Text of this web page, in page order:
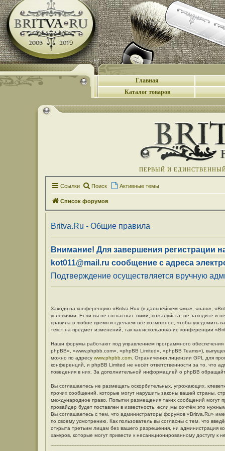
Главная
Каталог товаров
ПЕРВЫЙ И
Ссылки Поиск Активные темы
Список форумов
Britva.Ru - Общие правила
Внимание! Для завершения регистрации
kot011@mail.ru сообщение с адреса
Подтверждение осуществляется вручную
Заходя на конференцию «Britva.Ru» (в дальнейшем «мы», «наш»,
условиями. Если вы не согласны с ними, пожалуйста, не заходите и
правила в любое время и сделаем всё возможное, чтобы уведомить
текст на предмет изменений, так как использование конференции
Наши форумы работают под управлением программного
phpBB», «www.phpbb.com», «phpBB Limited», «phpBB Teams»),
можно по адресу www.phpbb.com . Ограничения лицензии GPL для
конференций, и phpBB Limited не несёт ответственности за то, что
поведения в них. За дополнительной информацией о phpBB
Вы соглашаетесь не размещать оскорбительных, угрожающих,
прочих сообщений, которые могут нарушить законы вашей страны,
международное право. Попытки размещения таких сообщений
провайдер будет поставлен в известность, если мы сочтём это
Вы соглашаетесь с тем, что администраторы форумов «Britva.Ru»
по своему усмотрению. Как пользователь вы согласны с тем, что
открыта третьим лицам без вашего разрешения, ни администрация
хакеров, которые могут привести к несанкционированному доступу к